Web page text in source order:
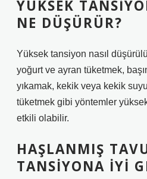
YÜKSEK
NE DÜŞÜRÜR?
Yüksek tansiyon nasıl
yoğurt ve ayran tüketmek,
yıkamak, kekik veya kekik
tüketmek gibi yöntemler
etkili olabilir.
HAŞLANMIŞ
TANSIYONA IYI